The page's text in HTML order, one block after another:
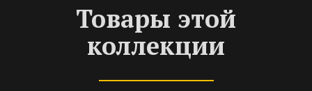
Товары этой
коллекции